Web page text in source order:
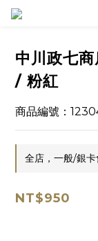
中川政七
/ 粉紅
商品編號：
全店，一般/銀
NT$950